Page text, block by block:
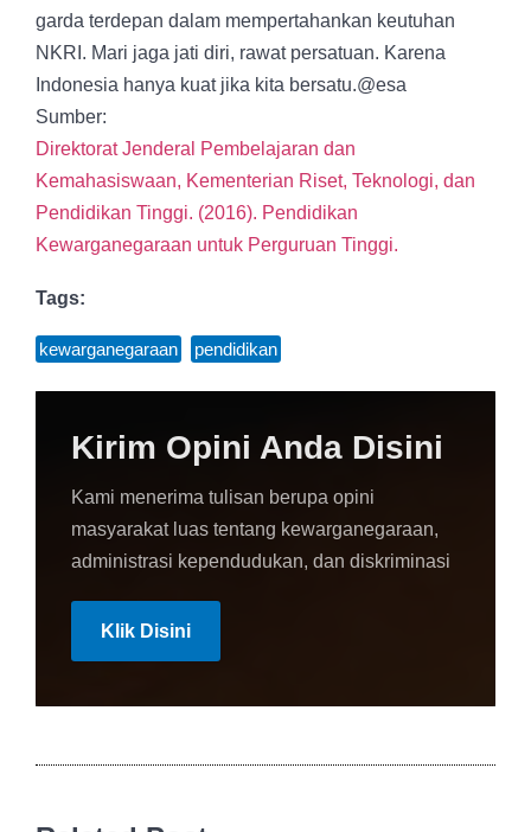
garda terdepan dalam mempertahankan keutuhan
NKRI. Mari jaga jati diri, rawat persatuan. Karena
Indonesia hanya kuat jika kita bersatu.@esa
Sumber:
Direktorat Jenderal Pembelajaran dan
Kemahasiswaan, Kementerian Riset, Teknologi, dan
Pendidikan Tinggi. (2016). Pendidikan
Kewarganegaraan untuk Perguruan Tinggi.
Tags:
kewarganegaraan pendidikan
Kirim Opini Anda Disini
Kami menerima tulisan berupa opini
masyarakat luas tentang kewarganegaraan,
administrasi kependudukan, dan diskriminasi
Klik Disini